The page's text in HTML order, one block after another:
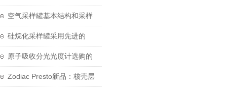
气监测中的必需设备
空气采样罐基本结构和采样
方法介绍
硅烷化采样罐采用先进的
Silonite技术处理
原子吸收分光光度计选购的
两大要点
Zodiac Presto新品：核壳层